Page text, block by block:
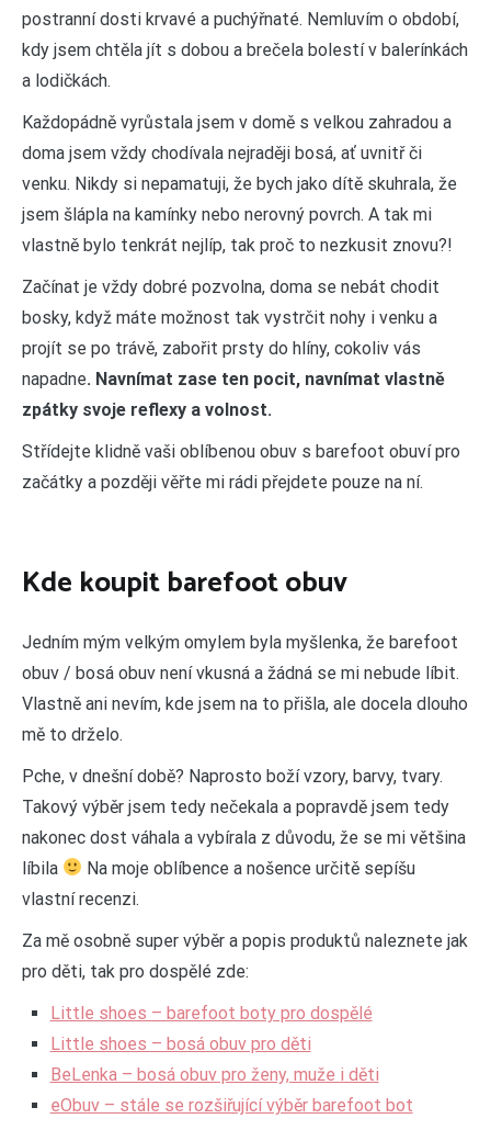
postranní dosti krvavé a puchýřnaté. Nemluvím o období,
kdy jsem chtěla jít s dobou a brečela bolestí v balerínkách
a lodičkách.
Každopádně vyrůstala jsem v domě s velkou zahradou a
doma jsem vždy chodívala nejraději bosá, ať uvnitř či
venku. Nikdy si nepamatuji, že bych jako dítě skuhrala, že
jsem šlápla na kamínky nebo nerovný povrch. A tak mi
vlastně bylo tenkrát nejlíp, tak proč to nezkusit znovu?!
Začínat je vždy dobré pozvolna, doma se nebát chodit
bosky, když máte možnost tak vystrčit nohy i venku a
projít se po trávě, zabořit prsty do hlíny, cokoliv vás
napadne. Navnímat zase ten pocit, navnímat vlastně
zpátky svoje reflexy a volnost.
Střídejte klidně vaši oblíbenou obuv s barefoot obuví pro
začátky a později věřte mi rádi přejdete pouze na ní.
Kde koupit barefoot obuv
Jedním mým velkým omylem byla myšlenka, že barefoot
obuv / bosá obuv není vkusná a žádná se mi nebude líbit.
Vlastně ani nevím, kde jsem na to přišla, ale docela dlouho
mě to drželo.
Pche, v dnešní době? Naprosto boží vzory, barvy, tvary.
Takový výběr jsem tedy nečekala a popravdě jsem tedy
nakonec dost váhala a vybírala z důvodu, že se mi většina
líbila
Na moje oblíbence a nošence určitě sepíšu
vlastní recenzi.
Za mě osobně super výběr a popis produktů naleznete jak
pro děti, tak pro dospělé zde:
Little shoes – barefoot boty pro dospělé
Little shoes – bosá obuv pro děti
BeLenka – bosá obuv pro ženy, muže i děti
eObuv – stále se rozšiřující výběr barefoot bot